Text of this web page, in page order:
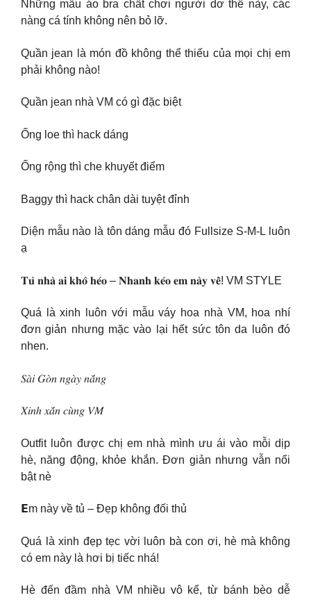
Những mẫu áo bra chất chơi người dơ thế này, các
nàng cá tính không nên bỏ lỡ.
Quần jean là món đồ không thể thiếu của mọi chị em
phải không nào!
Quần jean nhà VM có gì đặc biệt
Ống loe thì hack dáng
Ống rộng thì che khuyết điểm
Baggy thì hack chân dài tuyệt đỉnh
Diện mẫu nào là tôn dáng mẫu đó Fullsize S-M-L luôn
ạ
𝐓𝐮̉ 𝐧𝐡𝐚̀ 𝐚𝐢 𝐤𝐡𝐨̂ 𝐡𝐞́𝐨 – 𝐍𝐡𝐚𝐧𝐡 𝐤𝐞́𝐨 𝐞𝐦 𝐧𝐚̀𝐲 𝐯𝐞̂̀! VM STYLE
Quá là xinh luôn với mẫu váy hoa nhà VM, hoa nhí
đơn giản nhưng mặc vào lại hết sức tôn da luôn đó
nhen.
𝑆𝑎̀𝑖 𝐺𝑜̀𝑛 𝑛𝑔𝑎̀𝑦 𝑛𝑎̆́𝑛𝑔
𝑋𝑖𝑛ℎ 𝑥𝑎̆́𝑛 𝑐𝑢̀𝑛𝑔 𝑉𝑀
Outfit luôn được chị em nhà mình ưu ái vào mỗi dịp
hè, năng động, khỏe khắn. Đơn giản nhưng vẫn nổi
bật nè
𝗘m này về tủ – Đẹp không đối thủ
Quá là xinh đẹp tẹc vời luôn bà con ơi, hè mà không
có em này là hơi bị tiếc nhá!
Hè đến đầm nhà VM nhiều vô kể, từ bánh bèo dễ